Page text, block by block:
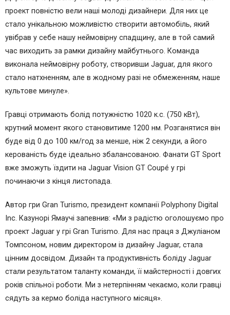
проект повністю вели наші молоді дизайнери. Для них це
стало унікальною можливістю створити автомобіль, який
увібрав у себе нашу неймовірну спадщину, але в той самий
час виходить за рамки дизайну майбутнього. Команда
виконала неймовірну роботу, створивши Jaguar, для якого
стало натхненням, але в жодному разі не обмеженням, наше
культове минуле».
Гравці отримають болід потужністю 1020 к.с. (750 кВт),
крутний момент якого становитиме 1200 нм. Розганятися він
буде від 0 до 100 км/год за менше, ніж 2 секунди, а його
керованість буде ідеально збалансованою. Фанати GT Sport
вже зможуть їздити на Jaguar Vision GT Coupé у грі
починаючи з кінця листопада.
Автор гри Gran Turismo, президент компанії Polyphony Digital
Inc. Казунорі Ямаучі запевнив: «Ми з радістю оголошуємо про
проект Jaguar у грі Gran Turismo. Для нас праця з Джуліаном
Томпсоном, новим директором із дизайну Jaguar, стала
цінним досвідом. Дизайн та продуктивність боліду Jaguar
стали результатом таланту команди, її майстерності і довгих
років спільної роботи. Ми з нетерпінням чекаємо, коли гравці
сядуть за кермо боліда наступного місяця».